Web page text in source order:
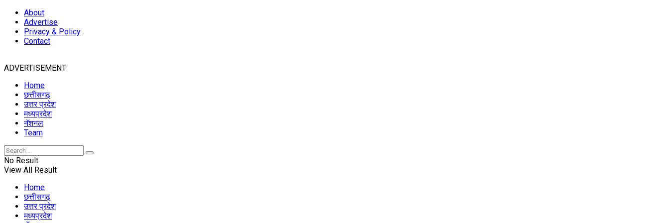
About
Advertise
Privacy & Policy
Contact
ADVERTISEMENT
Home
छत्तीसगढ़
उत्तर प्रदेश
मध्यप्रदेश
नॅशनल
Team
No Result
View All Result
Home
छत्तीसगढ़
उत्तर प्रदेश
मध्यप्रदेश